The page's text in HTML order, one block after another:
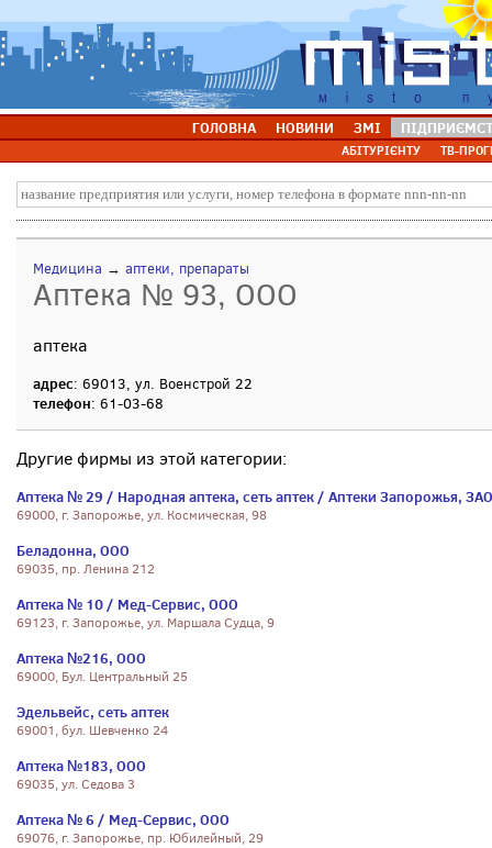
ГОЛОВНА НОВИНИ ЗМІ
АБІТУРІЄНТУ ТВ-
Медицина → аптеки, препараты
Аптека № 93, ООО
аптека
адрес: 69013, ул. Военстрой 22
телефон: 61-03-68
Другие фирмы из этой категории:
Аптека № 29 / Народная аптека, сеть аптек / Аптеки Запорожья, ЗАО
69000, г. Запорожье, ул. Космическая, 98
Беладонна, ООО
69035, пр. Ленина 212
Аптека № 10 / Мед-Сервис, ООО
69123, г. Запорожье, ул. Маршала Судца, 9
Аптека №216, ООО
69000, Бул. Центральный 25
Эдельвейс, сеть аптек
69001, бул. Шевченко 24
Аптека №183, ООО
69035, ул. Седова 3
Аптека № 6 / Мед-Сервис, ООО
69076, г. Запорожье, пр. Юбилейный, 29